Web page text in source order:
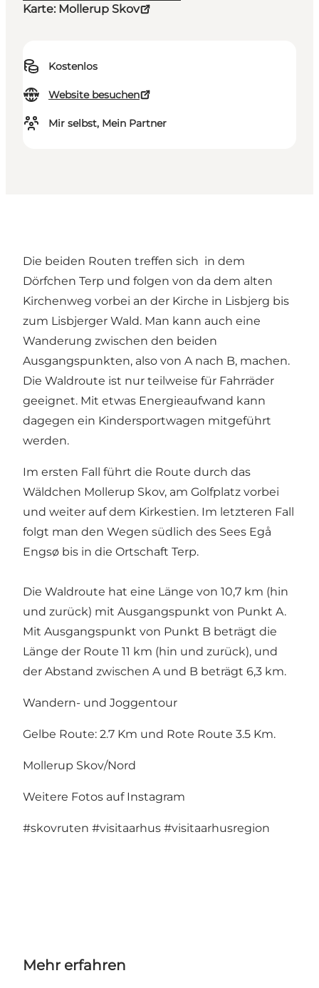
Karte: Mollerup Skov
Kostenlos
Website besuchen
Mir selbst, Mein Partner
Die beiden Routen treffen sich in dem
Dörfchen Terp und folgen von da dem alten
Kirchenweg vorbei an der Kirche in Lisbjerg bis
zum Lisbjerger Wald. Man kann auch eine
Wanderung zwischen den beiden
Ausgangspunkten, also von A nach B, machen.
Die Waldroute ist nur teilweise für Fahrräder
geeignet. Mit etwas Energieaufwand kann
dagegen ein Kindersportwagen mitgeführt
werden.
Im ersten Fall führt die Route durch das
Wäldchen Mollerup Skov, am Golfplatz vorbei
und weiter auf dem Kirkestien. Im letzteren Fall
folgt man den Wegen südlich des Sees Egå
Engsø bis in die Ortschaft Terp.
Die Waldroute hat eine Länge von 10,7 km (hin
und zurück) mit Ausgangspunkt von Punkt A.
Mit Ausgangspunkt von Punkt B beträgt die
Länge der Route 11 km (hin und zurück), und
der Abstand zwischen A und B beträgt 6,3 km.
Wandern- und Joggentour
Gelbe Route: 2.7 Km und Rote Route 3.5 Km.
Mollerup Skov/Nord
Weitere Fotos auf Instagram
#skovruten #visitaarhus #visitaarhusregion
Mehr erfahren